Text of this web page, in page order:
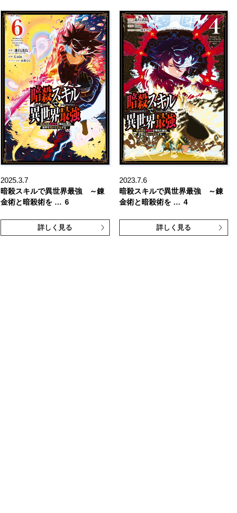
2025.3.7
暗殺スキルで異世界最強 ～錬
金術と暗殺術を … 6
詳しく見る
2023.7.6
暗殺スキルで異世界最強 ～錬
金術と暗殺術を … 4
詳しく見る